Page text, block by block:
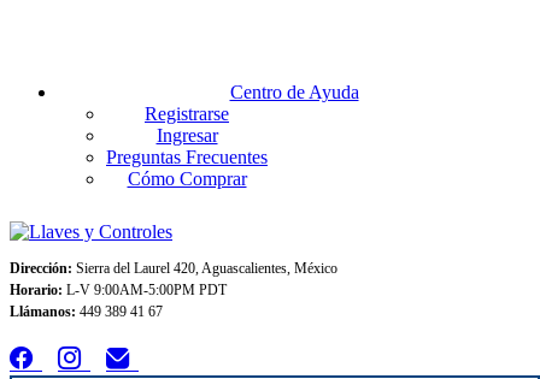
Centro de Ayuda
Registrarse
Ingresar
Preguntas Frecuentes
Cómo Comprar
Dirección: Sierra del Laurel 420, Aguascalientes, México
Horario: L-V 9:00AM-5:00PM PDT
Llámanos: 449 389 41 67